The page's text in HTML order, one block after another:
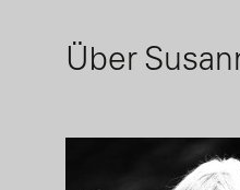
Über